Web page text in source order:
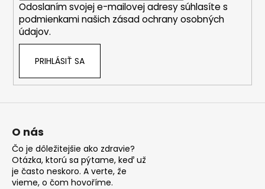
Odoslaním svojej e-mailovej adresy súhlasíte s
podmienkami našich zásad ochrany osobných
údajov.
PRIHLÁSIŤ SA
O nás
Čo je dôležitejšie ako zdravie?
Otázka, ktorú sa pýtame, keď už
je často neskoro. A verte, že
vieme, o čom hovoříme.